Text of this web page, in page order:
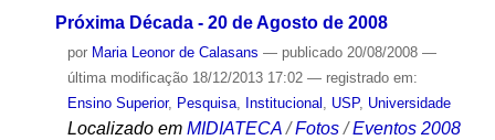
Próxima Década - 20 de Agosto de 2008
por Maria Leonor de Calasans — publicado20/08/2008 —
última modificação18/12/2013 17:02 — registrado em:
Ensino Superior, Pesquisa, Institucional , USP, Universidade
Localizado em MIDIATECA /Fotos /Eventos 2008